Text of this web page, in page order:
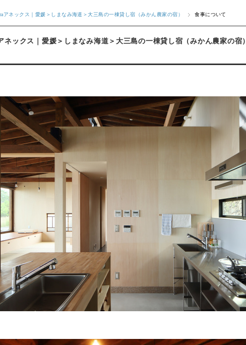
アネックス｜愛媛＞しまなみ海道＞大三島の一棟貸し宿（みかん農家の宿） 食事について
ネックス｜愛媛＞しまなみ海道＞大三島の一棟貸し宿（みかん農家の宿）